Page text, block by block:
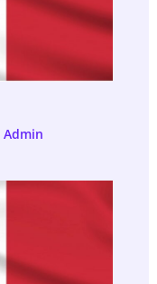
Admin